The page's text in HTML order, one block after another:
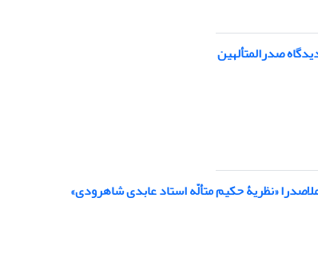
صدرالمتألهین
«نظریۀ حکیم متألّه استاد عابدی شاهرودی»